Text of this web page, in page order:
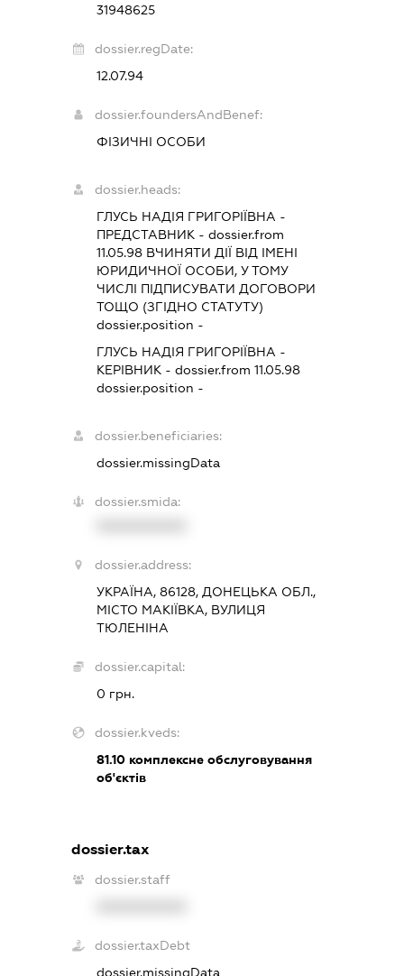
31948625
dossier.regDate:
12.07.94
dossier.foundersAndBenef:
ФІЗИЧНІ ОСОБИ
dossier.heads:
ГЛУСЬ НАДІЯ ГРИГОРІЇВНА -
ПРЕДСТАВНИК - dossier.from
11.05.98 ВЧИНЯТИ ДІЇ ВІД ІМЕНІ
ЮРИДИЧНОЇ ОСОБИ, У ТОМУ
ЧИСЛІ ПІДПИСУВАТИ ДОГОВОРИ
ТОЩО (ЗГІДНО СТАТУТУ)
dossier.position -
ГЛУСЬ НАДІЯ ГРИГОРІЇВНА -
КЕРІВНИК - dossier.from 11.05.98
dossier.position -
dossier.beneficiaries:
dossier.missingData
dossier.smida:
dossier.address:
УКРАЇНА, 86128, ДОНЕЦЬКА ОБЛ.,
МІСТО МАКІЇВКА, ВУЛИЦЯ
ТЮЛЕНІНА
dossier.capital:
0 грн.
dossier.kveds:
81.10 комплексне обслуговування
об'єктів
dossier.tax
dossier.staff
dossier.taxDebt
dossier.missingData